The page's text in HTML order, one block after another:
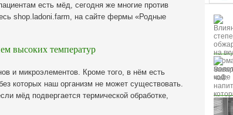
есть мёд, сегодня же многие против
shop.ladoni.farm, на сайте фермы «Родные
высоких температур
и микроэлементов. Кроме того, в нём есть
которых наш организм не может существовать.
мёд подвергается термической обработке,